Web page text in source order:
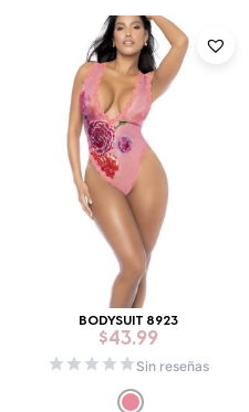
BODYSUIT 8923
$43.99
Sin reseñas